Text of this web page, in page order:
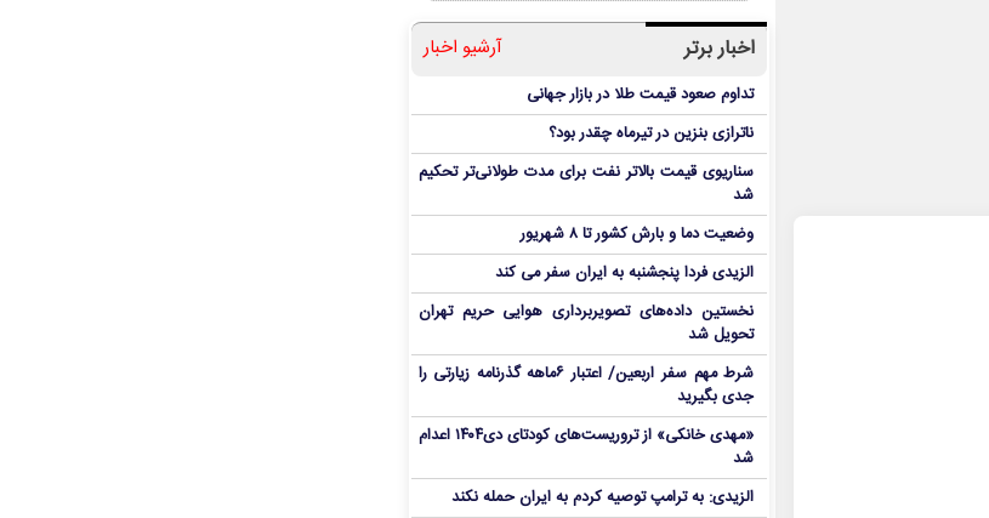
اخبار برتر آرشیو اخبار
تداوم صعود قیمت طلا در بازار جهانی
ناترازی بنزین در تیرماه چقدر بود؟
سناریوی قیمت بالاتر نفت برای مدت طولانی‌تر تحکیم
شد
وضعیت دما و بارش کشور تا ۸ شهریور
الزیدی فردا پنجشنبه به ایران سفر می کند
نخستین داده‌های تصویربرداری هوایی حریم تهران
تحویل شد
شرط مهم سفر اربعین/ اعتبار ۶ماهه گذرنامه زیارتی را
جدی بگیرید
«مهدی خانکی» از تروریست‌های کودتای دی۱۴۰۴ اعدام
شد
الزیدی: به ترامپ توصیه کردم به ایران حمله نکند